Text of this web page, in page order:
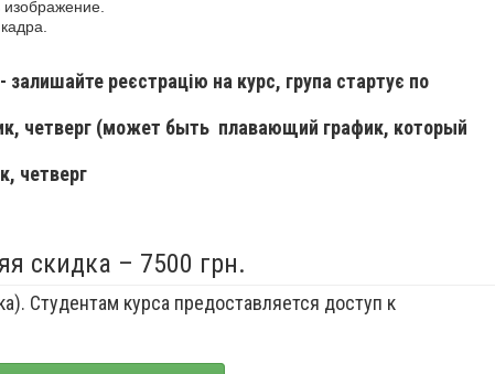
реєстрацію на курс, група стартує по
четверг (может быть плавающий график, который
четверг
скидка – 7500 грн.
Студентам курса предоставляется доступ к